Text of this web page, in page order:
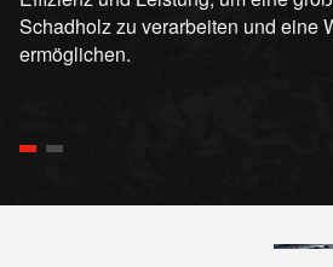
Schadholz zu verarbeiten und eine
ermöglichen.